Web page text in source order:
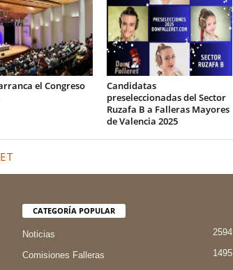
el Congreso
Candidatas
preseleccionadas del Sector
Ruzafa B a Falleras Mayores
de Valencia 2025
CATEGORÍA POPULAR
Noticias 2594
Comisiones Falleras
1495